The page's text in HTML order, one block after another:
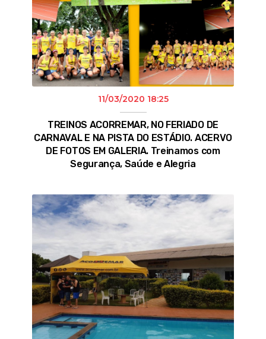
11/03/2020 18:25
TREINOS ACORREMAR, NO FERIADO DE
CARNAVAL E NA PISTA DO ESTÁDIO. ACERVO
DE FOTOS EM GALERIA. Treinamos com
Segurança, Saúde e Alegria